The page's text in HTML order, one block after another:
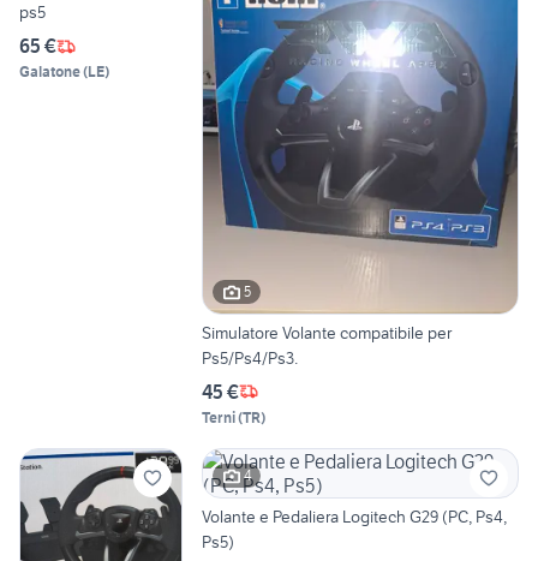
ps5
65 €
Galatone(LE)
5
Simulatore Volante compatibile per
Ps5/Ps4/Ps3.
45 €
Terni(TR)
4
Volante e Pedaliera Logitech G29 (PC, Ps4,
Ps5)